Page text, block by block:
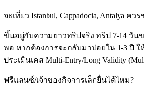
จะเที่ยว Istanbul, Cappadocia, Antalya คว
ขึ้นอยู่กับความยาวทริปจริง ทริป 7-14 วันข
พอ หากต้องการจะกลับมาบ่อยใน 1-3 ปี ใ
ประเมินเคส Multi-Entry/Long Validity
ฟรีแลนซ์/เจ้าของกิจการเล็กยื่นได้ไหม?